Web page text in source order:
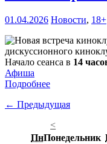
01.04.2026 Новости, 18+
дискуссионного
Начало сеанса в 14
Афиша
Подробнее
← Предыдущая
<
ПнПонедельник